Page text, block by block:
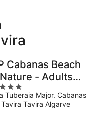
Cabanas Beach
- Adults
Tuberaia Major. Cabanas
Tavira Algarve